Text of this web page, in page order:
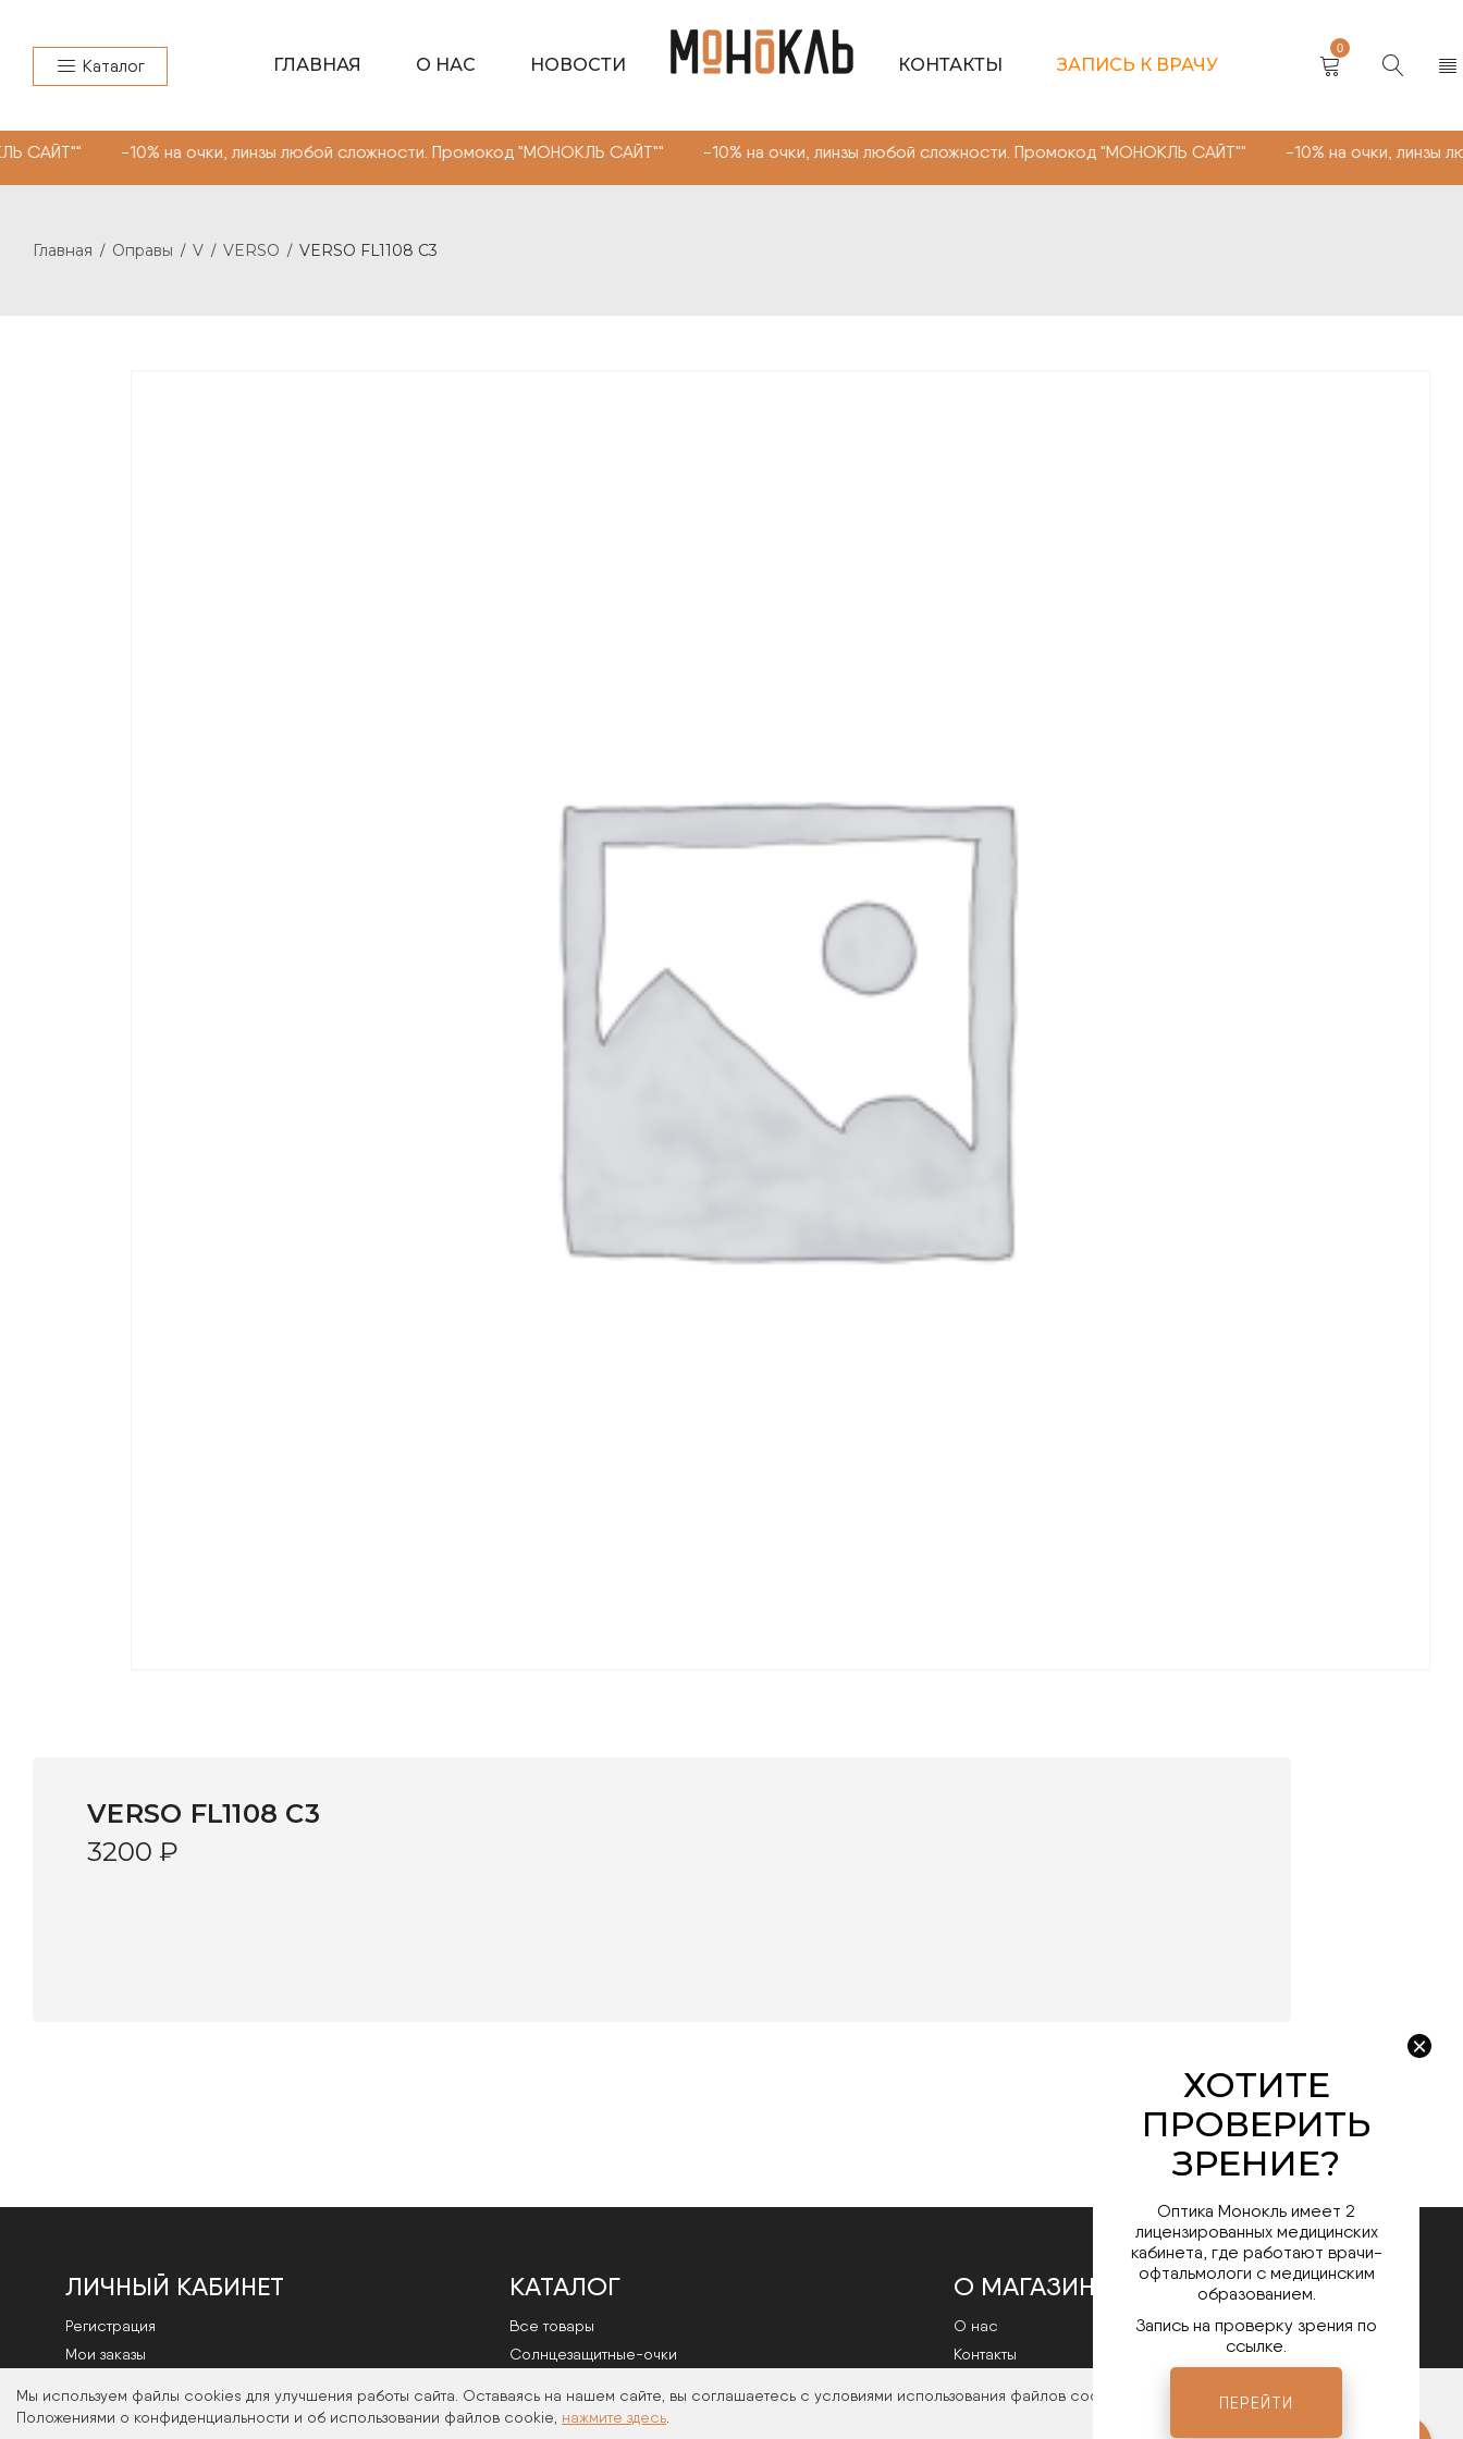
Мы используем файлы cookies для улучшения работы сайта. Оставаясь на нашем сайте, вы соглашаетесь с условиями использования файлов cookies. Чтобы ознакомиться с нашими
Положениями о конфиденциальности и об использовании файлов cookie, нажмите здесь
Каталог ГЛАВНАЯ О НАС НОВОСТИ КОНТАКТЫ ЗАПИСЬ К ВРАЧУ
0
на очки, линзы любой сложности. Промокод "МОНОКЛЬ САЙТ"" -10% на очки, линзы любой сложности. Промокод "МОНОКЛЬ САЙТ"" -10% на очки, линзы
Главная / Оправы / V / VERSO / VERSO FL1108 C3
VERSO FL1108 C3
3200 ₽
ЛИЧНЫЙ КАБИНЕТ
Регистрация
Мои заказы
КАТАЛОГ
Все товары
Cолнцезащитные-очки
О МАГАЗИНЕ
О нас
Контакты
Оптика Монокль имеет 2
лицензированных медицинских
кабинета, где работают врачи-
офтальмологи с медицинским
образованием.
Запись на проверку зрения по
ссылке.
ПЕРЕЙТИ